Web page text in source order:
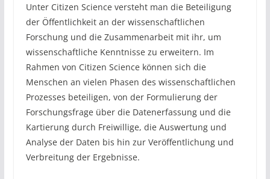
Unter Citizen Science versteht man die Beteiligung
der Öffentlichkeit an der wissenschaftlichen
Forschung und die Zusammenarbeit mit ihr, um
wissenschaftliche Kenntnisse zu erweitern. Im
Rahmen von Citizen Science können sich die
Menschen an vielen Phasen des wissenschaftlichen
Prozesses beteiligen, von der Formulierung der
Forschungsfrage über die Datenerfassung und die
Kartierung durch Freiwillige, die Auswertung und
Analyse der Daten bis hin zur Veröffentlichung und
Verbreitung der Ergebnisse.